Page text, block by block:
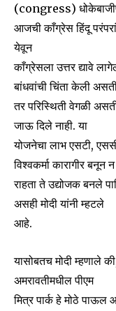
Join our
or click the subscribe
your privacy and
safe with us.
(congress)
आजची काँग्रेस हिंदू
येवून
काँग्रेसला उत्तर द्यावे
बांधवांची चिंता केली
तर परिस्थिती वेगळी
जाऊ दिले नाही. या
योजनेचा लाभ एसटी,
विश्वकर्मा कारागीर बनून न
राहता ते उद्योजक बनले
असही मोदी यांनी म्हटले
आहे.
यासोबतच मोदी म्हणाले
अमरावतीमधील पीएम
मित्र पार्क हे मोठे पाऊल